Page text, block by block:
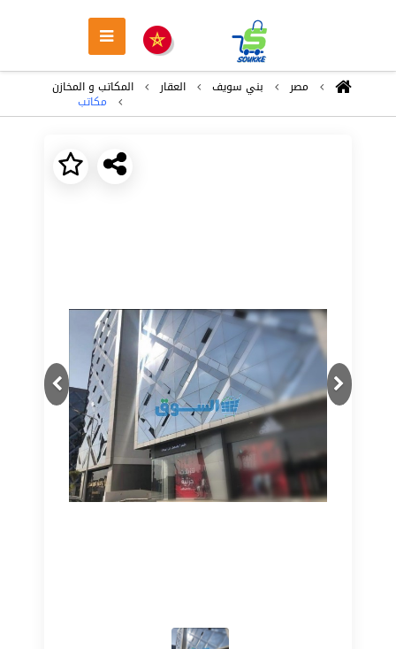
مصر بني سويف العقار المكاتب و المخازن
مكاتب
Previous
Next